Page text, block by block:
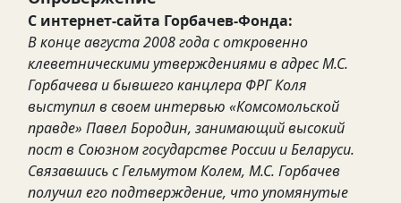
С интернет-сайта Горбачев-Фонда:
В конце августа 2008 года с откровенно
клеветническими утверждениями в адрес М.С.
Горбачева и бывшего канцлера ФРГ Коля
выступил в своем интервью «Комсомольской
правде» Павел Бородин, занимающий высокий
пост в Союзном государстве России и Беларуси.
Связавшись с Гельмутом Колем, М.С. Горбачев
получил его подтверждение, что упомянутые